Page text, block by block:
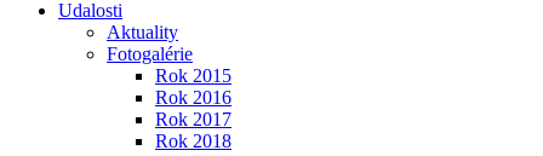
Udalosti
Aktuality
Fotogalérie
Rok 2015
Rok 2016
Rok 2017
Rok 2018